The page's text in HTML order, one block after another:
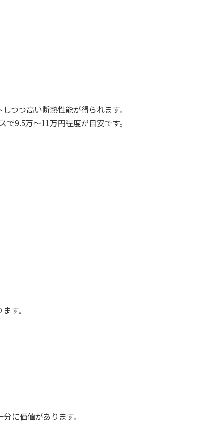
つつ高い断熱性能が得られます。
9.5万～11万円程度が目安です。
す。
に価値があります。